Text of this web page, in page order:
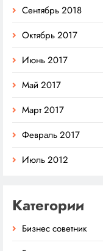
Сентябрь 2018
Октябрь 2017
Июнь 2017
Май 2017
Март 2017
Февраль 2017
Июль 2012
Категории
Бизнес советник